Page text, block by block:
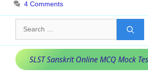
4 Comments
for:
SLST Sanskrit Online MCQ Mock